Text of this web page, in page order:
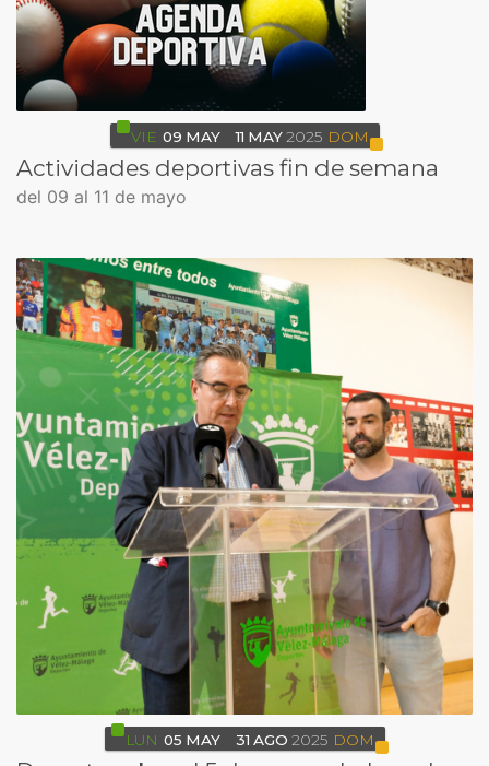
VIE 09 MAY 11 MAY 2025 DOM
Actividades deportivas fin de semana
del 09 al 11 de mayo
LUN 05 MAY 31 AGO 2025 DOM